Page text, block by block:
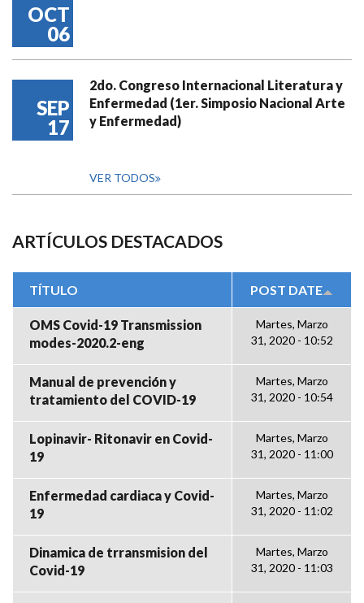
OCT
06
SEP
17
2do. Congreso Internacional Literatura y
Enfermedad (1er. Simposio Nacional Arte
y Enfermedad)
VER TODOS
ARTÍCULOS DESTACADOS
TÍTULO POST DATE
OMS Covid-19 Transmission
modes-2020.2-eng
Martes, Marzo
31, 2020 - 10:52
Manual de prevención y
tratamiento del COVID-19
Martes, Marzo
31, 2020 - 10:54
Lopinavir- Ritonavir en Covid-
19
Martes, Marzo
31, 2020 - 11:00
Enfermedad cardiaca y Covid-
19
Martes, Marzo
31, 2020 - 11:02
Dinamica de trransmision del
Covid-19
Martes, Marzo
31, 2020 - 11:03